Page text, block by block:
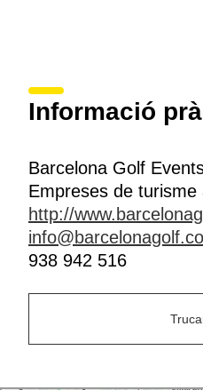
Informació
Barcelona Golf
Empreses de turisme
http://
938 942 516